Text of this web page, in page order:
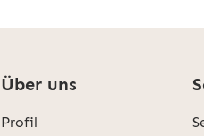
Über uns
Profil